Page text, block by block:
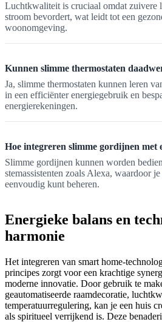
Luchtkwaliteit is cruciaal omdat zuivere
stroom bevordert, wat leidt tot een
woonomgeving.
Kunnen slimme thermostaten
Ja, slimme thermostaten kunnen leren
in een efficiënter energiegebruik en
energierekeningen.
Hoe integreren slimme gordijnen met
Slimme gordijnen kunnen worden
stemassistenten zoals Alexa, waardoor
eenvoudig kunt beheren.
Energieke balans en
harmonie
Het integreren van smart home-
principes zorgt voor een krachtige
moderne innovatie. Door gebruik te
geautomatiseerde raamdecoratie,
temperatuurregulering, kan je een huis
als spiritueel verrijkend is. Deze